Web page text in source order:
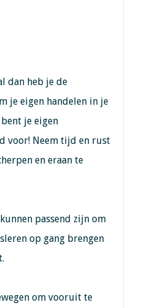
dan heb je de
je eigen handelen in je
je eigen
voor! Neem tijd en rust
en eraan te
passend zijn om
op gang brengen
om vooruit te